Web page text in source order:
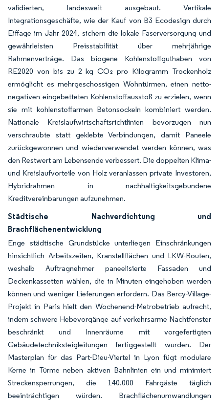
validierten, landesweit ausgebaut. Vertikale
Integrationsgeschäfte, wie der Kauf von B3 Ecodesign durch
Eiffage im Jahr 2024, sichern die lokale Faserversorgung und
gewährleisten Preisstabilität über mehrjährige
Rahmenverträge. Das biogene Kohlenstoffguthaben von
RE2020 von bis zu 2 kg CO₂ pro Kilogramm Trockenholz
ermöglicht es mehrgeschossigen Wohntürmen, einen netto-
negativen eingebetteten Kohlenstoffausstoß zu erzielen, wenn
sie mit kohlenstoffarmen Betonsockeln kombiniert werden.
Nationale Kreislaufwirtschaftsrichtlinien bevorzugen nun
verschraubte statt geklebte Verbindungen, damit Paneele
zurückgewonnen und wiederverwendet werden können, was
den Restwert am Lebensende verbessert. Die doppelten Klima-
und Kreislaufvorteile von Holz veranlassen private Investoren,
Hybridrahmen in nachhaltigkeitsgebundene
Kreditvereinbarungen aufzunehmen.
Städtische Nachverdichtung und
Brachflächenentwicklung
Enge städtische Grundstücke unterliegen Einschränkungen
hinsichtlich Arbeitszeiten, Kranstellflächen und LKW-Routen,
weshalb Auftragnehmer paneelisierte Fassaden und
Deckenkassetten wählen, die in Minuten eingehoben werden
können und weniger Lieferungen erfordern. Das Bercy-Village-
Projekt in Paris hielt den Wochenend-Metrobetrieb aufrecht,
indem schwere Hebevorgänge auf verkehrsarme Nachtfenster
beschränkt und Innenräume mit vorgefertigten
Gebäudetechniksteigleitungen fertiggestellt wurden. Der
Masterplan für das Part-Dieu-Viertel in Lyon fügt modulare
Kerne in Türme neben aktiven Bahnlinien ein und minimiert
Streckensperrungen, die 140.000 Fahrgäste täglich
beeinträchtigen würden. Brachflächenumwandlungen